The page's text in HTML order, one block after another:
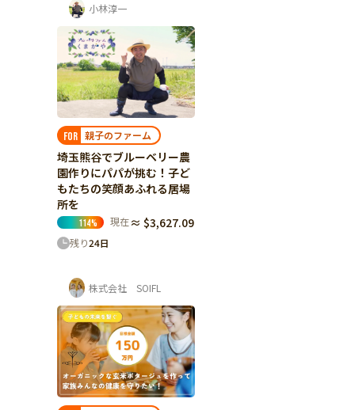
小林淳一
FOR 親子のファーム
埼玉熊谷でブルーベリー農
園作りにパパが挑む！子ど
もたちの笑顔あふれる居場
所を
114% 現在 ≈ $3,627.09
残り24日
株式会社 SOIFL